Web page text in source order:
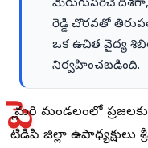
మెరుగుపరిచే దిశగా,
రెడ్డి చొరవతో
ఒక ఉచిత వైద్య
నిర్వహించబడింది.
పె ళ్లి మరి మండలంలో
టిడిపి జిల్లా ఉపాధ్యక్షులు